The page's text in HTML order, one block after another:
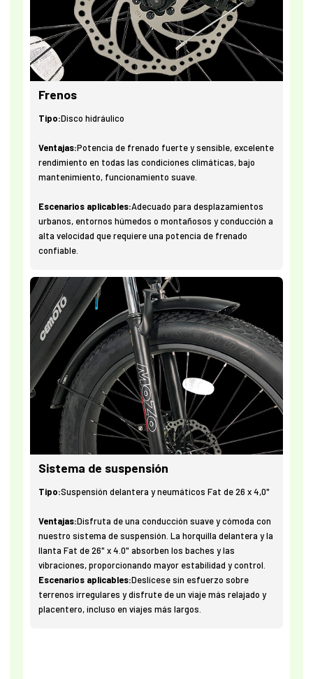
Frenos
Tipo:Disco hidráulico
Ventajas:Potencia de frenado fuerte y sensible, excelente
rendimiento en todas las condiciones climáticas, bajo
mantenimiento, funcionamiento suave.
Escenarios aplicables:Adecuado para desplazamientos
urbanos, entornos húmedos o montañosos y conducción a
alta velocidad que requiere una potencia de frenado
confiable.
Sistema de suspensión
Tipo:Suspensión delantera y neumáticos Fat de 26 x 4,0"
Ventajas:Disfruta de una conducción suave y cómoda con
nuestro sistema de suspensión. La horquilla delantera y la
llanta Fat de 26" x 4.0" absorben los baches y las
vibraciones, proporcionando mayor estabilidad y control.
Escenarios aplicables:Deslícese sin esfuerzo sobre
terrenos irregulares y disfrute de un viaje más relajado y
placentero, incluso en viajes más largos.